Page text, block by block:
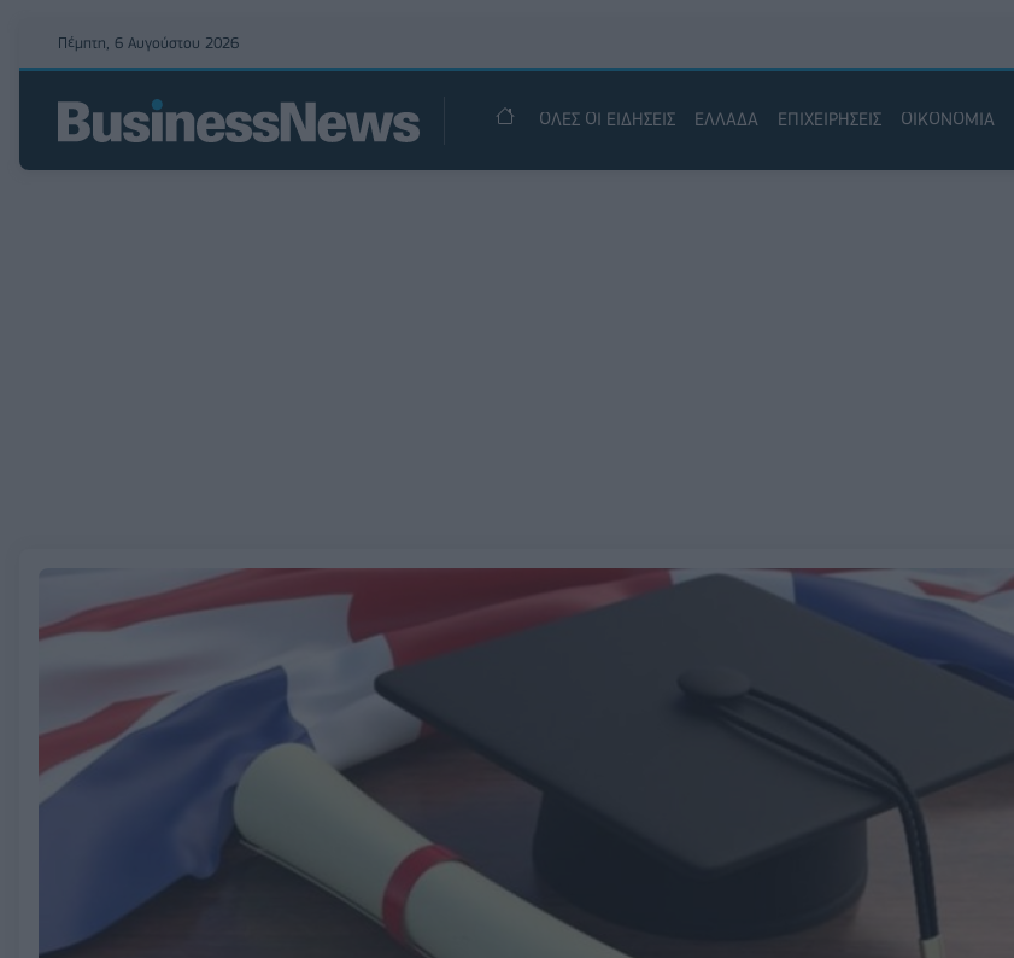
Πέμπτη, 6 Αυγούστου 2026
ΟΛΕΣ ΟΙ ΕΙΔΗΣΕΙΣ ΕΛΛΑΔΑ ΕΠΙΧΕΙΡΗΣΕΙΣ ΟΙΚΟΝΟΜΙΑ